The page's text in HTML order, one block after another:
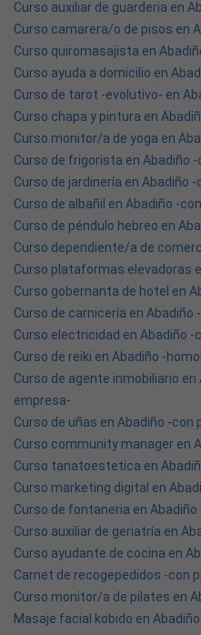
Curso auxiliar de guarderia en
Curso camarera/o de pisos en
Curso quiromasajista en
Curso ayuda a domicilio en
Curso de tarot -evolutivo- en
Curso chapa y pintura en
Curso monitor/a de yoga en
Curso de frigorista en Abadiño
Curso de jardinería en Abadiño
Curso de albañil en Abadiño -
Curso de péndulo hebreo en
Curso dependiente/a de
Curso plataformas elevadoras
Curso gobernanta de hotel en
Curso de carnicería en
Curso electricidad en Abadiño
Curso de reiki en Abadiño -
Curso de agente inmobiliario
empresa-
Curso de uñas en Abadiño -
Curso community manager en
Curso tanatoestetica en
Curso marketing digital en
Curso de fontaneria en
Curso auxiliar de geriatría en
Curso ayudante de cocina en
Carnet de recogepedidos -con
Curso monitor/a de pilates en
Masaje facial kobido en